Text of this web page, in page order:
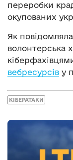
переробки
окупованих
Як
волонтерська
вебресурсів у
КІБЕРАТАКИ